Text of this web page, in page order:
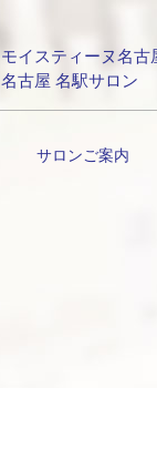
モイスティーヌ名古
名古屋 名駅サロン
サロンご案内